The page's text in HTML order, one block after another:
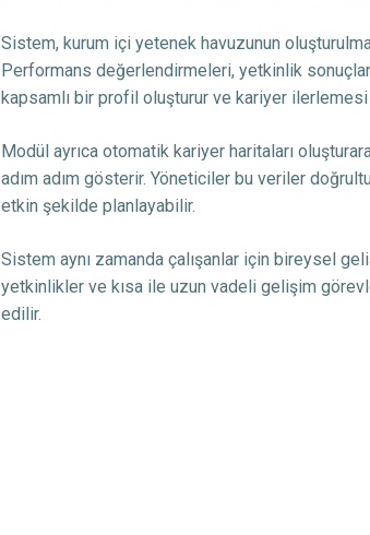
Sistem, kurum içi yetenek havuzunun
Performans değerlendirmeleri, yetkinlik
kapsamlı bir profil oluşturur ve kariyer
Modül ayrıca otomatik kariyer haritaları
adım adım gösterir. Yöneticiler bu veriler
etkin şekilde planlayabilir.
Sistem aynı zamanda çalışanlar için bireysel
yetkinlikler ve kısa ile uzun vadeli gelişim
edilir.